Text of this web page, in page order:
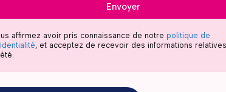
Envoyer
affirmez avoir pris connaissance de notrepolitique de
, et acceptez de recevoir des informations